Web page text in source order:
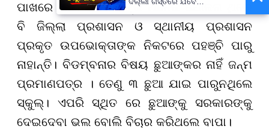
ପାଖରେ ନାହିଁ। ସରକାରଙ୍କ ଅନେକ ଯୋଜନା ଥିଲେ
ବି ଜିଲ୍ଲା ପ୍ରଶାସନ ଓ ସ୍ଥାନୀୟ ପ୍ରଶାସନ
ପ୍ରକୃତ ଉପଭୋକ୍ତାଙ୍କ ନିକଟରେ ପହଞ୍ଚି ପାରୁ
ନାହାନ୍ତି। ବିଡମ୍ବନାର ବିଷୟ ଛୁଆଙ୍କର ନାହିଁ ଜନ୍ମ
ପ୍ରମାଣପତ୍ର । ତେଣୁ ୩ ଛୁଆ ଯାଇ ପାରୁନଥିଲେ
ସ୍କୁଲ୍। ଏପରି ସ୍ଥିତ ରେ ଛୁଆଙ୍କୁ ସରକାରଙ୍କୁ
ଦେଇଦେବା ଭଲ ବୋଲି ବିଚାର କରିଥଲେ ବାପା।
ମୁଖ୍ୟମନ୍ତ୍ରୀ ମୋହନ ମାଝୀ